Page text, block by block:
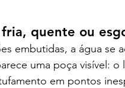
quente ou
embutidas, a água se
uma poça visível:
em pontos